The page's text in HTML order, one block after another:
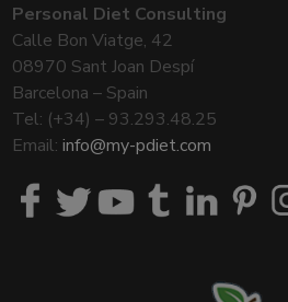
Personal Diet Consulting
Calle Bon Viatge, 42
08970 Sant Joan Despí
Barcelona – Spain
Tel: (+34) – 93.293.48.25
Email:info@my-pdiet.com